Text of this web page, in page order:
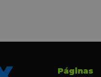
Páginas